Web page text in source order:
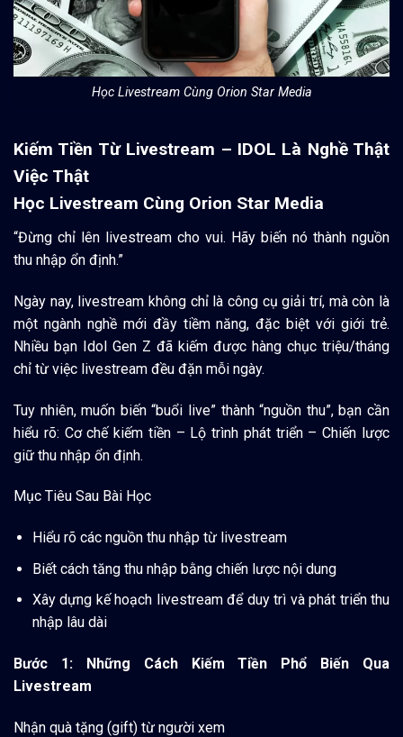
Học Livestream Cùng Orion Star Media
Kiếm Tiền Từ Livestream – IDOL Là Nghề Thật
Việc Thật
Học Livestream Cùng Orion Star Media
“Đừng chỉ lên livestream cho vui. Hãy biến nó thành nguồn
thu nhập ổn định.”
Ngày nay, livestream không chỉ là công cụ giải trí, mà còn là
một ngành nghề mới đầy tiềm năng, đặc biệt với giới trẻ.
Nhiều bạn Idol Gen Z đã kiếm được hàng chục triệu/tháng
chỉ từ việc livestream đều đặn mỗi ngày.
Tuy nhiên, muốn biến “buổi live” thành “nguồn thu”, bạn cần
hiểu rõ: Cơ chế kiếm tiền – Lộ trình phát triển – Chiến lược
giữ thu nhập ổn định.
Mục Tiêu Sau Bài Học
Hiểu rõ các nguồn thu nhập từ livestream
Biết cách tăng thu nhập bằng chiến lược nội dung
Xây dựng kế hoạch livestream để duy trì và phát triển thu
nhập lâu dài
Bước 1: Những Cách Kiếm Tiền Phổ Biến Qua
Livestream
Nhận quà tặng (gift) từ người xem